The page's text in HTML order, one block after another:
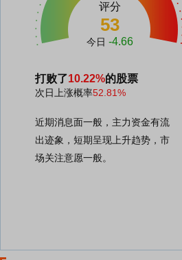
评分
53
今日 -4.66
打败了10.22%的股票
次日上涨概率52.81%
近期消息面一般，主力资金有流
出迹象，短期呈现上升趋势，市
场关注意愿一般。